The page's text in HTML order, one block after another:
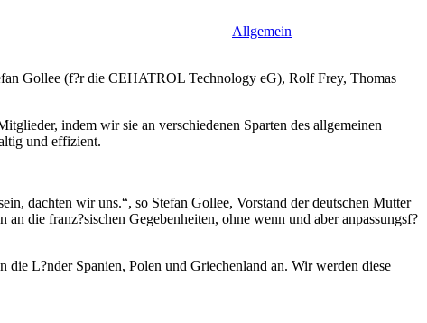
Allgemein
Gollee (f?r die CEHATROL Technology eG), Rolf Frey, Thomas
indem wir sie an verschiedenen Sparten des allgemeinen
und effizient.
dachten wir uns.“, so Stefan Gollee, Vorstand der deutschen Mutter
die franz?sischen Gegebenheiten, ohne wenn und aber anpassungsf?
die L?nder Spanien, Polen und Griechenland an. Wir werden diese